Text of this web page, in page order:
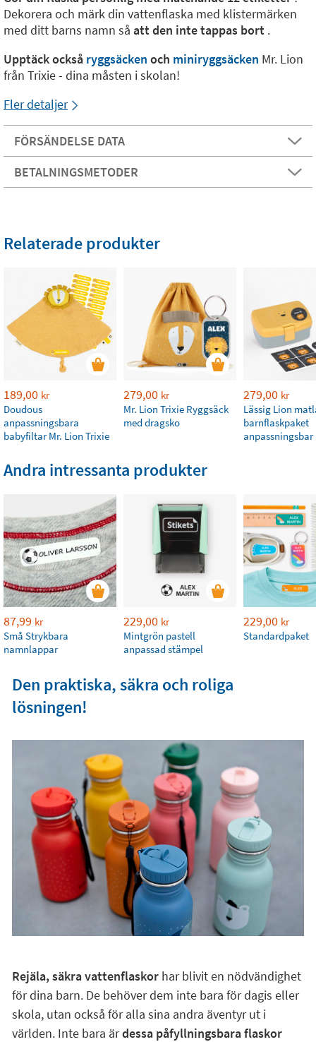
Dekorera och märk din vattenflaska med klistermärken
med ditt barns namn så att den inte tappas bort .
Upptäck också ryggsäcken och miniryggsäcken Mr. Lion
från Trixie - dina måsten i skolan!
Fler detaljer
FÖRSÄNDELSE DATA
BETALNINGSMETODER
Relaterade produkter
189,00 kr
Doudous
anpassningsbara
babyfiltar Mr. Lion Trixie
279,00 kr
Mr. Lion Trixie Ryggsäck
med dragsko
279,00 kr
Lässig Lion
barnflaskpaket
anpassningsbar
Andra intressanta produkter
87,99 kr
Små Strykbara
namnlappar
229,00 kr
Mintgrön pastell
anpassad stämpel
229,00 kr
Standardpaket
Den praktiska, säkra och roliga
lösningen!
Rejäla, säkra vattenflaskorhar blivit en nödvändighet
för dina barn. De behöver dem inte bara för dagis eller
skola, utan också för alla sina andra äventyr ut i
världen. Inte bara ärdessa påfyllningsbara flaskor